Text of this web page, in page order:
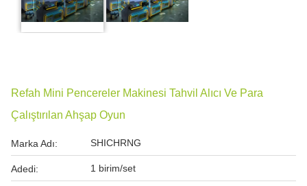
Refah Mini Pencereler Makinesi Tahvil Alıcı Ve Para
Çalıştırılan Ahşap Oyun
Marka Adı: SHICHRNG
Adedi: 1 birim/set